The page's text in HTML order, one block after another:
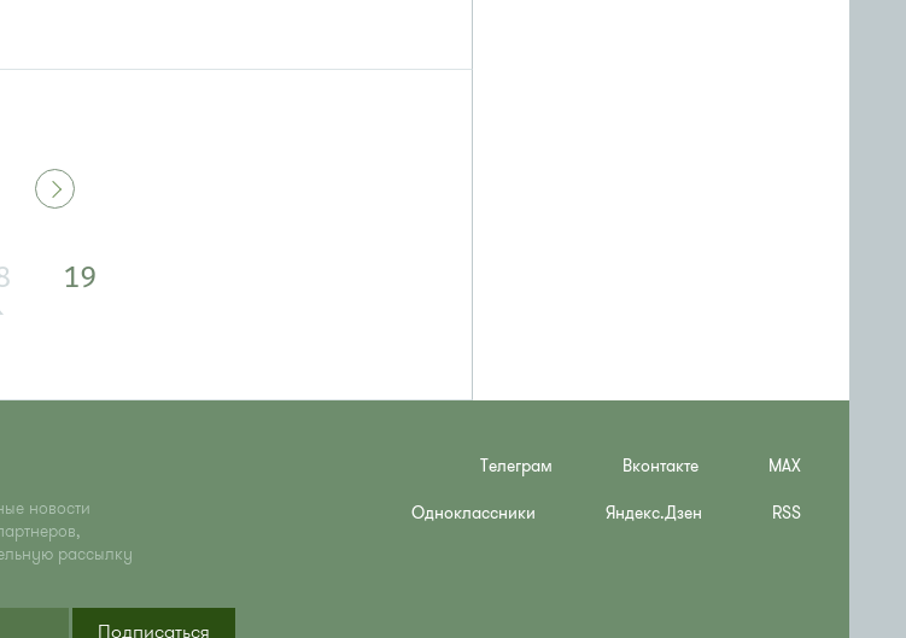
19
новости
рассылку
Подписаться
Телеграм Вконтакте MAX
Одноклассники Яндекс.Дзен RSS